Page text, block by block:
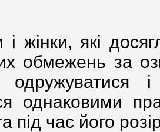
і жінки, які
обмежень за
одружуватися
однаковими
під час його